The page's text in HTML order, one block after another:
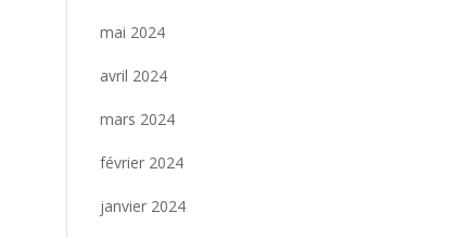
mai 2024
avril 2024
mars 2024
février 2024
janvier 2024